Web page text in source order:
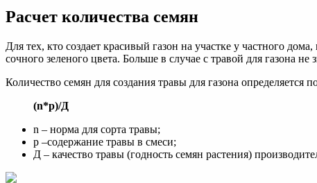
Расчет количества семян
Для тех, кто создает красивый газон на участке у частного
сочного зеленого цвета. Больше в случае с травой для газона
Количество семян для создания травы для газона определяется
(n*p)/Д
n – норма для сорта травы;
p –содержание травы в смеси;
Д – качество травы (годность семян растения)